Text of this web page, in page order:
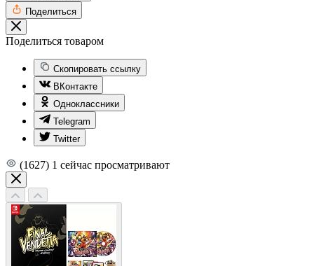
Поделиться
Поделиться товаром
Скопировать ссылку
ВКонтакте
Одноклассники
Telegram
Twitter
(1627) 1 сейчас просматривают